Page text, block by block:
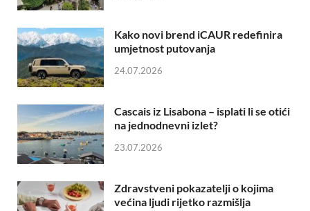
Kako novi brend iCAUR redefinira
umjetnost putovanja
24.07.2026
Cascais iz Lisabona – isplati li se otići
na jednodnevni izlet?
23.07.2026
Zdravstveni pokazatelji o kojima
većina ljudi rijetko razmišlja